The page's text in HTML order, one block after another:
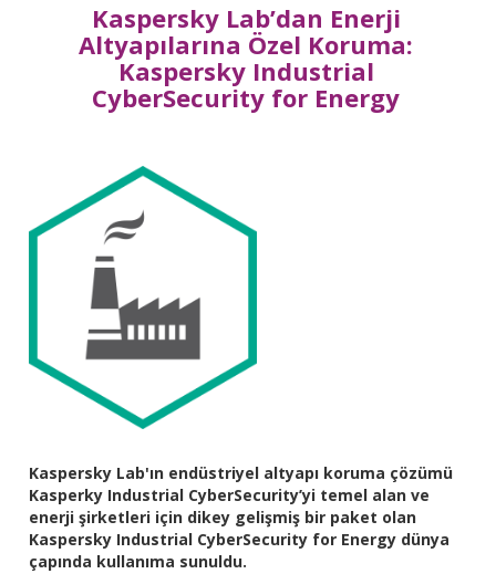
Kaspersky Lab’dan Enerji
Altyapılarına Özel Koruma:
Kaspersky Industrial
CyberSecurity for Energy
Kaspersky Lab'ın endüstriyel altyapı koruma çözümü
Kasperky Industrial CyberSecurity’yi temel alan ve
enerji şirketleri için dikey gelişmiş bir paket olan
Kaspersky Industrial CyberSecurity for Energy dünya
çapında kullanıma sunuldu.